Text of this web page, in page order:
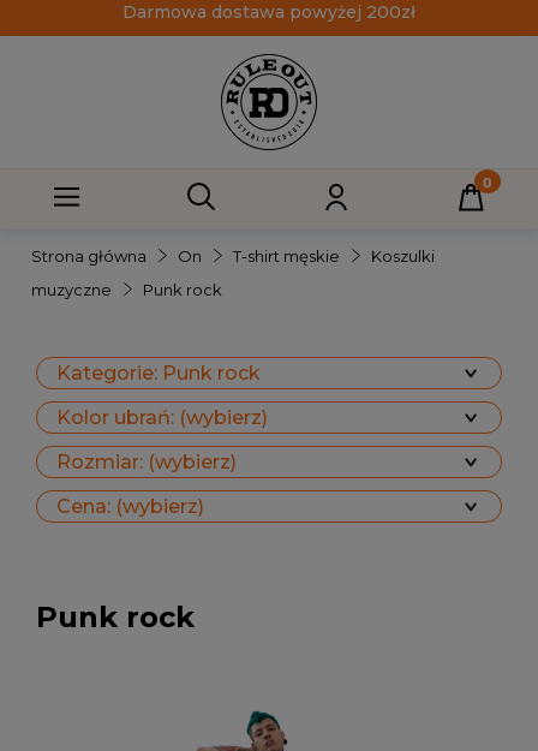
Darmowa dostawa powyżej 200zł
Strona główna On T-shirt męskie
Koszulki
muzyczne
Punk rock
Kategorie: Punk rock
Kolor ubrań: (wybierz)
Rozmiar: (wybierz)
Cena: (wybierz)
Punk rock